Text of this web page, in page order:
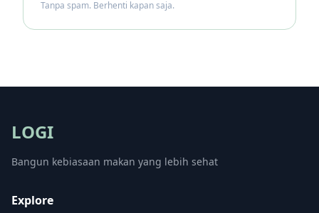
Tanpa spam. Berhenti kapan saja.
LOGI
Bangun kebiasaan makan yang lebih sehat
Explore